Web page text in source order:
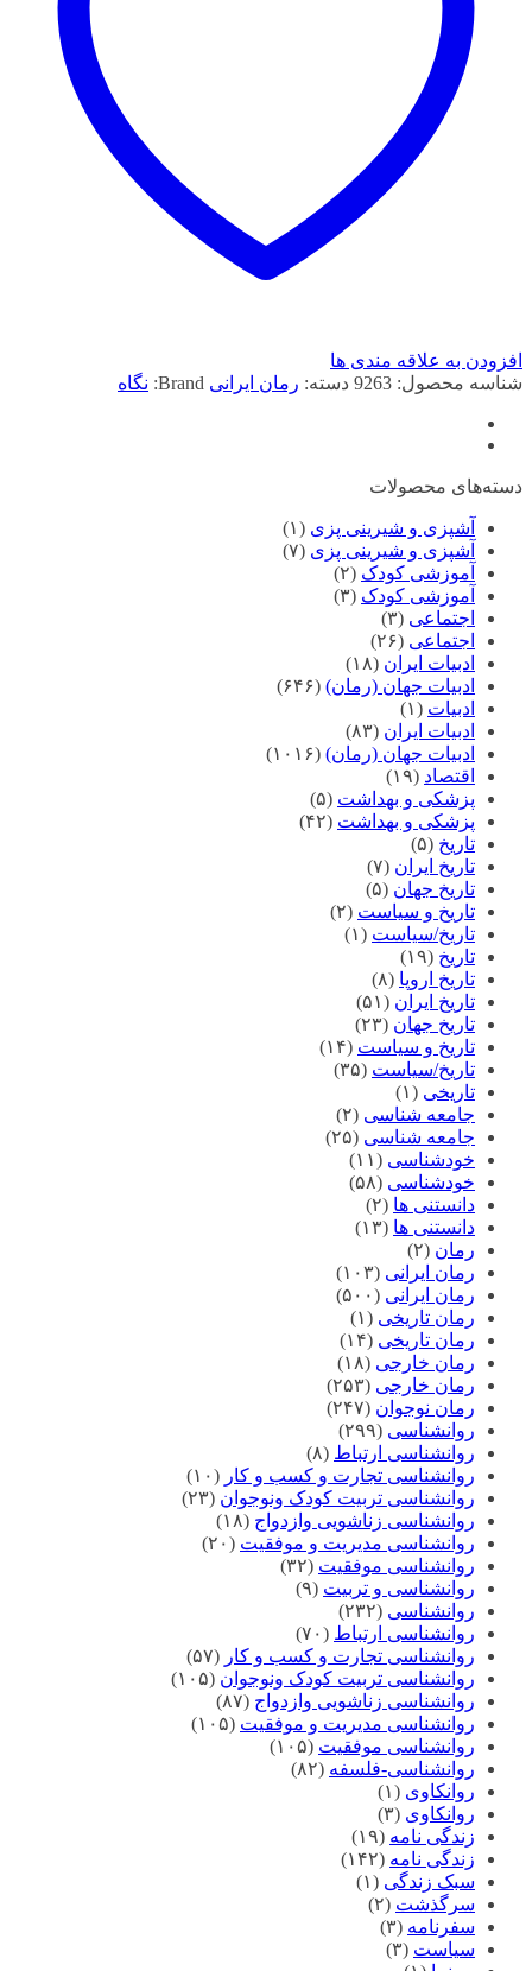
افزودن به علاقه مندی ها
شناسه محصول: 9263 دسته: رمان ایرانی Brand: نگاه
دسته‌های محصولات
آشپزی و شیرینی پزی (۱)
آشپزی و شیرینی پزی (۷)
آموزشی کودک (۲)
آموزشی کودک (۳)
اجتماعی (۳)
اجتماعی (۲۶)
ادبیات ایران (۱۸)
ادبیات جهان (رمان) (۶۴۶)
ادبیات (۱)
ادبیات ایران (۸۳)
ادبیات جهان (رمان) (۱۰۱۶)
اقتصاد (۱۹)
پزشکی و بهداشت (۵)
پزشکی و بهداشت (۴۲)
تاریخ (۵)
تاریخ ایران (۷)
تاریخ جهان (۵)
تاریخ و سیاست (۲)
تاریخ/سیاست (۱)
تاریخ (۱۹)
تاریخ اروپا (۸)
تاریخ ایران (۵۱)
تاریخ جهان (۲۳)
تاریخ و سیاست (۱۴)
تاریخ/سیاست (۳۵)
تاریخی (۱)
جامعه شناسی (۲)
جامعه شناسی (۲۵)
خودشناسی (۱۱)
خودشناسی (۵۸)
دانستنی ها (۲)
دانستنی ها (۱۳)
رمان (۲)
رمان ایرانی (۱۰۳)
رمان ایرانی (۵۰۰)
رمان تاریخی (۱)
رمان تاریخی (۱۴)
رمان خارجی (۱۸)
رمان خارجی (۲۵۳)
رمان نوجوان (۲۴۷)
روانشناسی (۲۹۹)
روانشناسی ارتباط (۸)
روانشناسی تجارت و کسب و کار (۱۰)
روانشناسی تربیت کودک ونوجوان (۲۳)
روانشناسی زناشویی وازدواج (۱۸)
روانشناسی مدیریت و موفقیت (۲۰)
روانشناسی موفقیت (۳۲)
روانشناسی و تربیت (۹)
روانشناسی (۲۳۲)
روانشناسی ارتباط (۷۰)
روانشناسی تجارت و کسب و کار (۵۷)
روانشناسی تربیت کودک ونوجوان (۱۰۵)
روانشناسی زناشویی وازدواج (۸۷)
روانشناسی مدیریت و موفقیت (۱۰۵)
روانشناسی موفقیت (۱۰۵)
روانشناسی-فلسفه (۸۲)
روانکاوی (۱)
روانکاوی (۳)
زندگی نامه (۱۹)
زندگی نامه (۱۴۲)
سبک زندگی (۱)
سرگذشت (۲)
سفرنامه (۳)
سیاست (۳)